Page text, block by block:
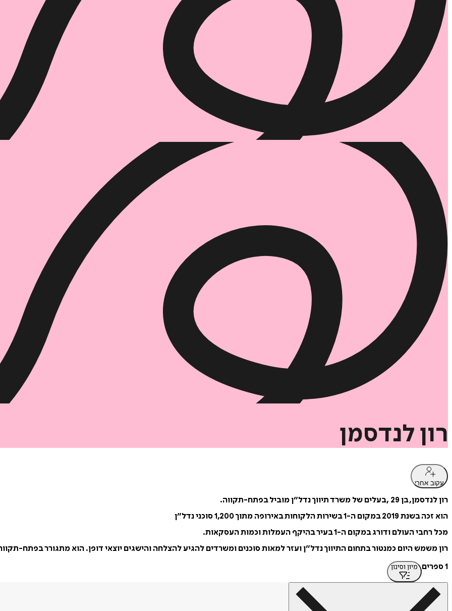
רון לנדסמן
עקוב אחרי
רון לנדסמן, בן 29 ,בעלים של משרד תיווך נדל״ן מוביל בפתח-תקווה.
הוא זכה בשנת 2019 במקום ה-1 בשירות הלקוחות באירופה מתוך 1,200 סוכני נדל״ן
מכל רחבי העולם ודורג במקום ה-1 בעיר בהיקף העמלות וכמות העסקאות.
רון משמש היום כמנטור בתחום התיווך נדל״ן ועזר למאות סוכנים ומשרדים להגיע להצלחה והישגים יוצאי דופן. הוא מתגורר בפתח-
1 ספרים
מיון וסינון